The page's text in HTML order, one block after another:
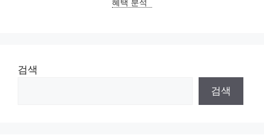
혜택 분석
검색
검색